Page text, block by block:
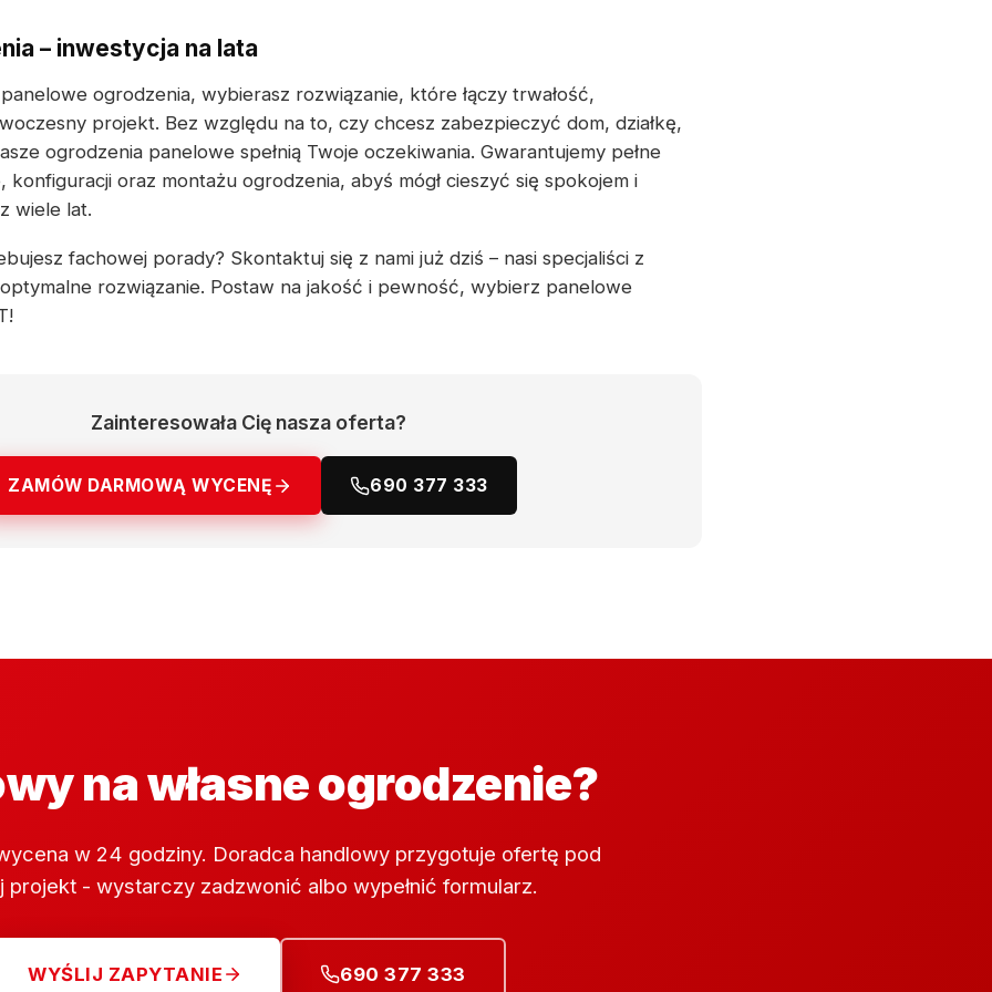
– inwestycja na lata
ogrodzenia, wybierasz rozwiązanie, które łączy trwałość,
projekt. Bez względu na to, czy chcesz zabezpieczyć dom, działkę,
ogrodzenia panelowe spełnią Twoje oczekiwania. Gwarantujemy pełne
oraz montażu ogrodzenia, abyś mógł cieszyć się spokojem i
wiele lat.
fachowej porady? Skontaktuj się z nami już dziś – nasi specjaliści z
rozwiązanie. Postaw na jakość i pewność, wybierz panelowe
Zainteresowała Cię nasza oferta?
ZAMÓW DARMOWĄ WYCENĘ 690 377 333
na własne ogrodzenie?
w 24 godziny. Doradca handlowy przygotuje ofertę pod
projekt - wystarczy zadzwonić albo wypełnić formularz.
WYŚLIJ ZAPYTANIE 690 377 333